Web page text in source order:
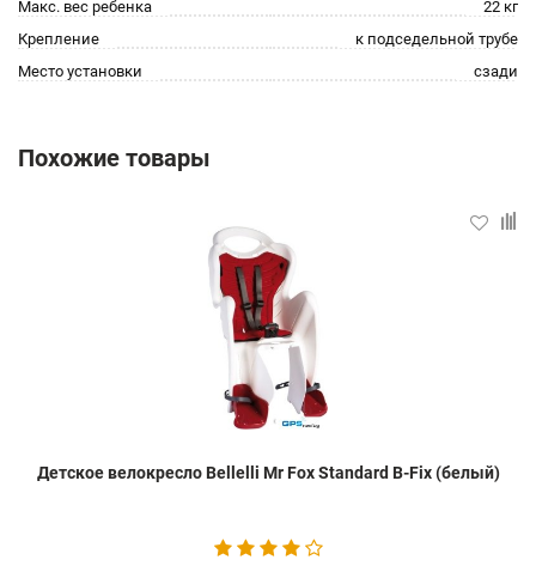
Макс. вес ребенка
22 кг
Крепление
к подседельной трубе
Место установки
сзади
Похожие товары
Детское велокресло Bellelli Mr Fox Standard B-Fix (белый)